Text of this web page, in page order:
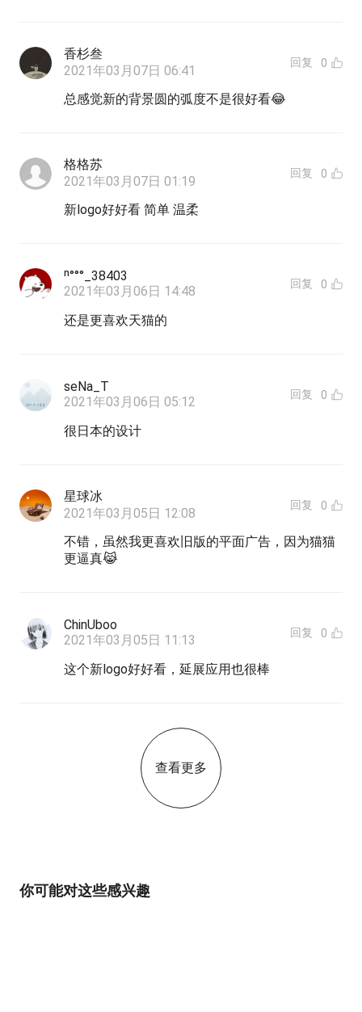
香杉叁
2021年03月07日 06:41
回复 0
总感觉新的背景圆的弧度不是很好看😂
格格苏
2021年03月07日 01:19
回复 0
新logo好好看 简单 温柔
ⁿ°°°_38403
2021年03月06日 14:48
回复 0
还是更喜欢天猫的
seNa_T
2021年03月06日 05:12
回复 0
很日本的设计
星球冰
2021年03月05日 12:08
回复 0
不错，虽然我更喜欢旧版的平面广告，因为猫猫
更逼真😹
ChinUboo
2021年03月05日 11:13
回复 0
这个新logo好好看，延展应用也很棒
查看更多
你可能对这些感兴趣